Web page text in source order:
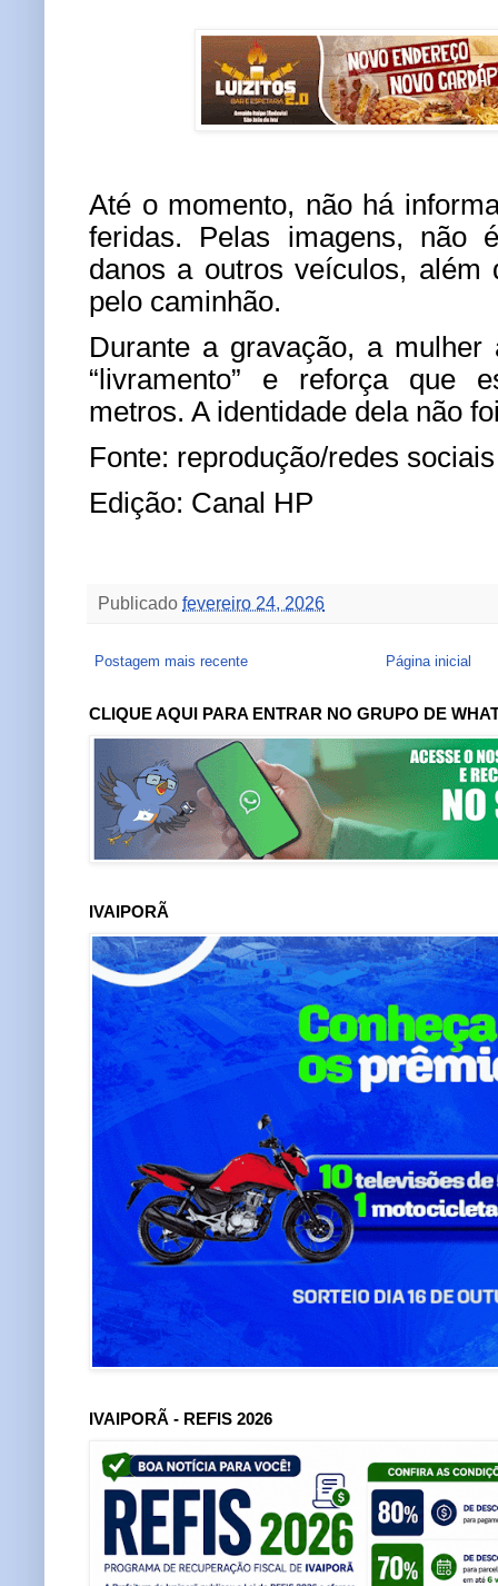
Até o momento, não há
feridas. Pelas imagens, não
danos a outros veículos, além
pelo caminhão.
Durante a gravação, a
“livramento” e reforça que
metros. A identidade dela não
Fonte: reprodução/redes sociais
Edição: Canal HP
Publicado fevereiro 24, 2026
Postagem mais recente Página inicial
CLIQUE AQUI PARA ENTRAR NO GRUPO DE
IVAIPORÃ
IVAIPORÃ - REFIS 2026